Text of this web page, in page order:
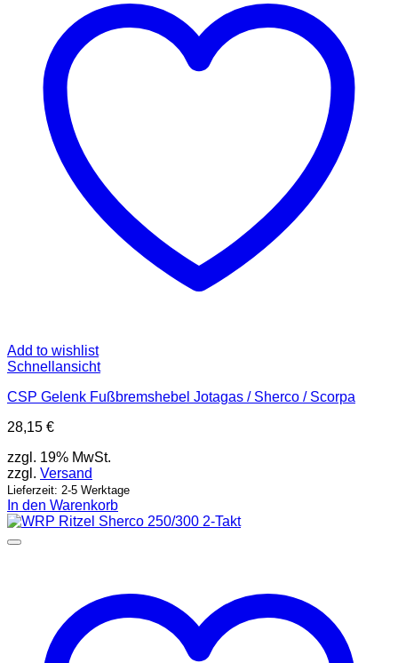
Add to wishlist
Schnellansicht
CSP Gelenk Fußbremshebel Jotagas / Sherco / Scorpa
28,15 €
zzgl. 19% MwSt.
zzgl. Versand
Lieferzeit: 2-5 Werktage
In den Warenkorb